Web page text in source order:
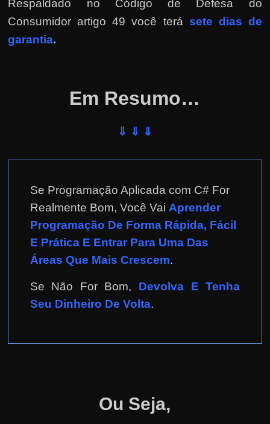
🤔
Respaldado no Código de Defesa do
Consumidor artigo 49 você terá sete dias de
garantia.
Em Resumo…
⇓ ⇓ ⇓
Se Programação Aplicada com C# For
Realmente Bom, Você Vai Aprender
Programação De Forma Rápida, Fácil
E Prática E Entrar Para Uma Das
Áreas Que Mais Crescem.
Se Não For Bom, Devolva E Tenha
Seu Dinheiro De Volta.
Ou Seja,